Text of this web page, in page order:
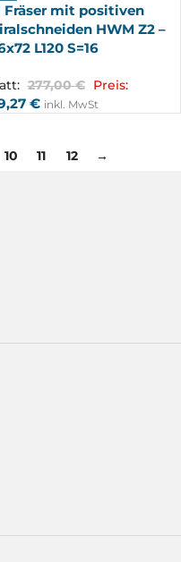
Fräser mit positiven
HWM Z2 –
L120 S=16
277,00€ Preis:
€ inkl. MwSt
10 11 12 →